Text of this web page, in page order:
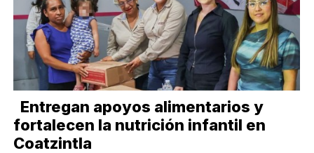
Entregan apoyos alimentarios y
fortalecen la nutrición infantil en
Coatzintla